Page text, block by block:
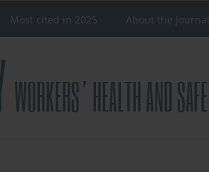
Most cited in 2025 About the Journal